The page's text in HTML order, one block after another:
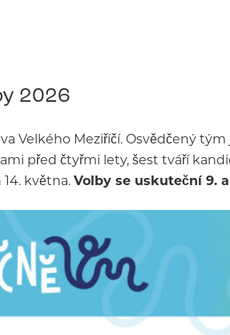
2026
Velkého Meziříčí. Osvědčený
před čtyřmi lety, šest tváří
května.Volby se uskuteční 9.